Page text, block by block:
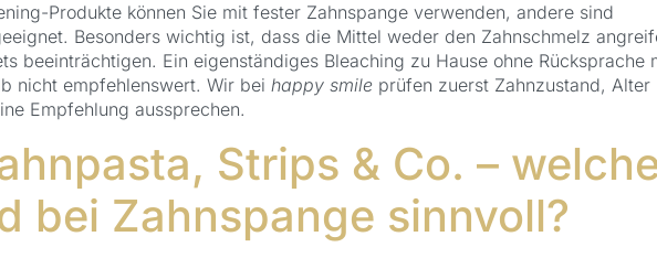
Produkte können Sie mit fester Zahnspange verwenden, andere sind
Besonders wichtig ist, dass die Mittel weder den Zahnschmelz
beeinträchtigen. Ein eigenständiges Bleaching zu Hause ohne Rücksprache
nicht empfehlenswert. Wir bei happy smile prüfen zuerst Zahnzustand, Alter
Empfehlung aussprechen.
Strips & Co. –
bei Zahnspange sinnvoll?